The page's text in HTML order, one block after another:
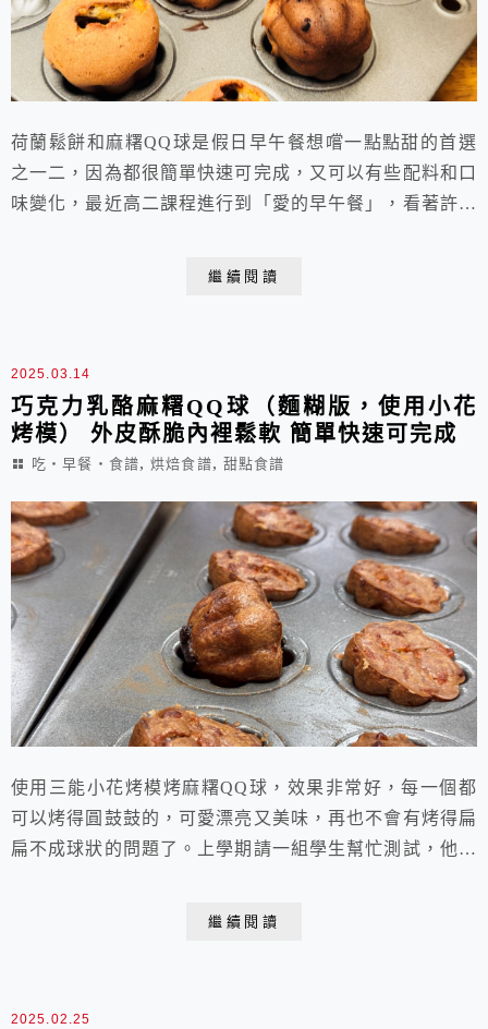
荷蘭鬆餅和麻糬QQ球是假日早午餐想嚐一點點甜的首選
之一二，因為都很簡單快速可完成，又可以有些配料和口
味變化，最近高二課程進行到「愛的早午餐」，看著許多
繼續閱讀
2025.03.14
巧克力乳酪麻糬QQ球（麵糊版，使用小花
烤模） 外皮酥脆內裡鬆軟 簡單快速可完成
吃‧早餐‧食譜,烘焙食譜, 甜點食譜
使用三能小花烤模烤麻糬QQ球，效果非常好，每一個都
可以烤得圓鼓鼓的，可愛漂亮又美味，再也不會有烤得扁
扁不成球狀的問題了。上學期請一組學生幫忙測試，他們
繼續閱讀
2025.02.25